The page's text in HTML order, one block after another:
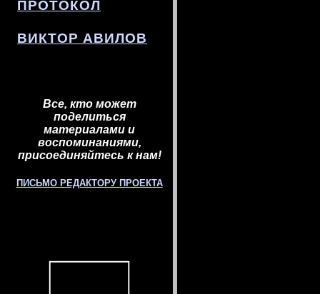
ПРОТОКОЛ
ВИКТОР АВИЛОВ
Все, кто может
поделиться
материалами и
воспоминаниями,
присоединяйтесь к нам!
ПИСЬМО РЕДАКТОРУ ПРОЕКТА